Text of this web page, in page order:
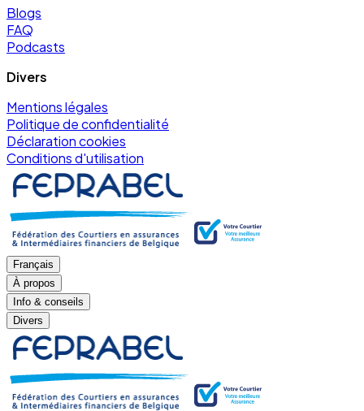
Blogs
FAQ
Podcasts
Divers
Mentions légales
Politique de confidentialité
Déclaration cookies
Conditions d'utilisation
Français
À propos
Info & conseils
Divers